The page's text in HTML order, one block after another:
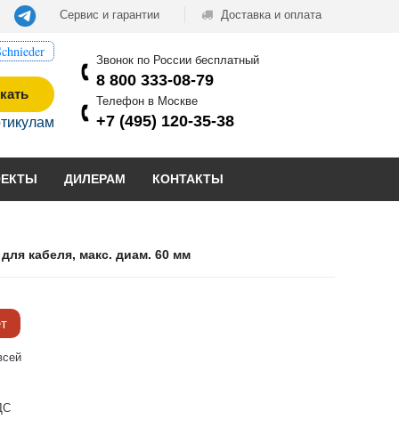
Сервис и гарантии Доставка и оплата
Звонок по России бесплатный
8 800 333-08-79
Телефон в Москве
+7 (495) 120-35-38
ДИЛЕРАМ КОНТАКТЫ
кабеля, макс. диам. 60 мм